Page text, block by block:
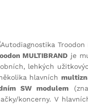
MULTIBRAND je
lehkých
hlavních
SW modulem
koncerny. V